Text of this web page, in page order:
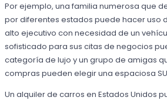
Por ejemplo, una familia numerosa que
por diferentes estados puede hacer uso
alto ejecutivo con necesidad de un
sofisticado para sus citas de negocios
categoría de lujo y un grupo de amigas
compras pueden elegir una espaciosa
Un alquiler de carros en Estados Unidos